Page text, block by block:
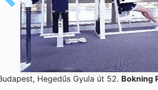
Hegedűs Gyula út 52. Bokning